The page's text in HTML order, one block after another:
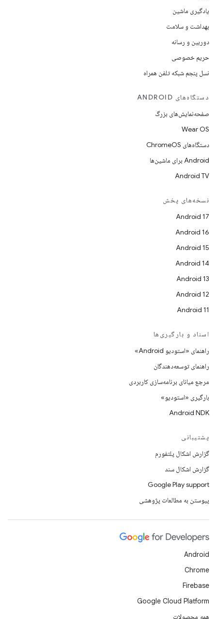
یادگیری ماشین
بهداشت و سلامت
دوربین و رسانه
حریم خصوصی
نسل پنجم شبکه تلفن همراه
دستگاه‌های ANDROID
صفحه‌نمایش‌های بزرگ
Wear OS
دستگاه‌های ChromeOS
Android برای ماشین‌ها
Android TV
نسخه‌های پخش
Android 17
Android 16
Android 15
Android 14
Android 13
Android 12
Android 11
اسناد و بارگیری‌ها
راهنمای «استودیو Android»
راهنمای توسعه‌دهندگان
مرجع میانای برنامه‌سازی کاربردی
بارگیری «استودیو»
Android NDK
پشتیبانی
گزارش اشکال پلتفورم
گزارش اشکال سند
Google Play support
پیوستن به مطالعات پژوهشی
Android
Chrome
Firebase
Google Cloud Platform
همه محصولات